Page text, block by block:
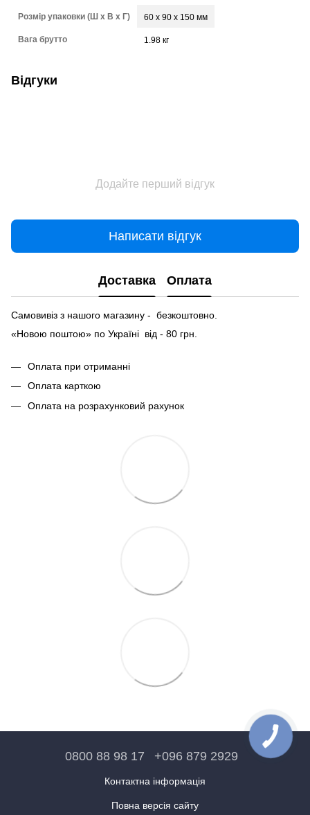
Розмір упаковки (Ш х В х Г) 60 x 90 x 150 мм
Вага брутто 1.98 кг
Відгуки
Додайте перший відгук
Написати відгук
Доставка Оплата
Самовивіз з нашого магазину - безкоштовно.
«Новою поштою» по Україні від - 80 грн.
Оплата при отриманні
Оплата карткою
Оплата на розрахунковий рахунок
0800 88 98 17 +096 879 2929
Контактна інформація
Повна версія сайту